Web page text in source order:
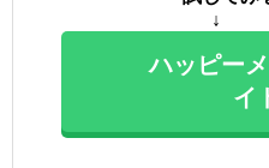
↓
ハッピー
イ